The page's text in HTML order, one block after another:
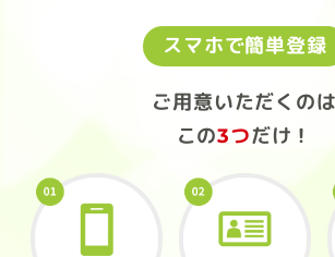
スマホで簡単登録
ご用意いただくのは
この3つだけ！